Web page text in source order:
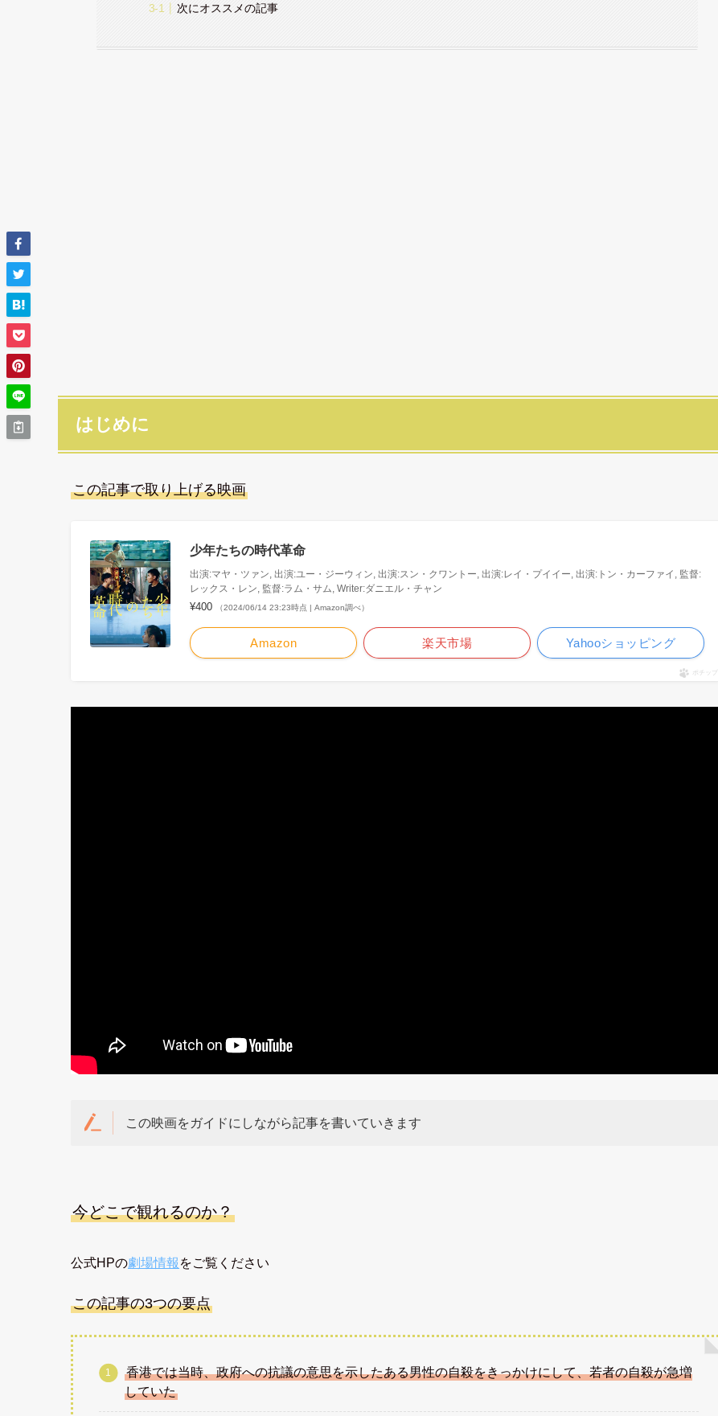
次にオススメの記事
はじめに
この記事で取り上げる映画
少年たちの時代革命
出演:マヤ・ツァン, 出演:ユー・ジーウィン, 出演:スン・クワントー, 出演:レイ・プイイー, 出演:トン・カーファイ, 監督:
レックス・レン, 監督:ラム・サム, Writer:ダニエル・チャン
¥400 （2024/06/14 23:23時点 | Amazon調べ）
Amazon 楽天市場 Yahooショッピング
ポチップ
この映画をガイドにしながら記事を書いていきます
今どこで観れるのか？
公式HPの劇場情報 をご覧ください
この記事の3つの要点
香港では当時、政府への抗議の意思を示したある男性の自殺をきっかけにして、若者の自殺が急増
していた